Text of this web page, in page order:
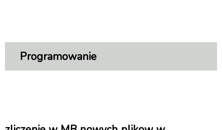
Programowanie